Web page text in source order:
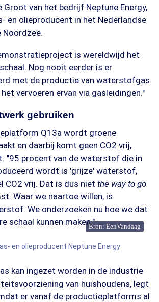
Groot van het bedrijf Neptune Energy,
en olieproducent in het Nederlandse
Noordzee.
is wereldwijd het
Nog nooit eerder is er
met de productie van waterstofgas
vervoeren ervan via gasleidingen."
gebruiken
Q13a wordt groene
en daarbij komt geen CO2 vrij,
"95 procent van de waterstof die in
wordt is 'grijze' waterstof,
CO2 vrij. Dat is dus niet the way to go
Waar we naartoe willen, is
We onderzoeken nu hoe we dat
schaal kunnen maken."Bron: EenVandaag
en olieproducent Neptune Energy
kan ingezet worden in de industrie
van huishoudens, legt
er vanaf de productieplatforms al